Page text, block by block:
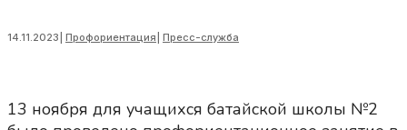
14.11.2023 Профориентация Пресс-служба
13 ноября для учащихся батайской школы №2